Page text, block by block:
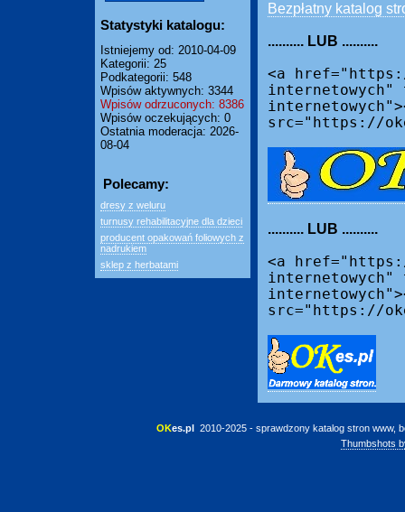
Statystyki katalogu:
Istniejemy od: 2010-04-09
Kategorii: 25
Podkategorii: 548
Wpisów aktywnych: 3344
Wpisów odrzuconych: 8386
Wpisów oczekujących: 0
Ostatnia moderacja: 2026-
08-04
Polecamy:
dresy z weluru
turnusy rehabilitacyjne dla dzieci
producent opakowań foliowych z
nadrukiem
sklep z herbatami
Bezpłatny katalog
.......... LUB ..........
<a
internetowych"
src="https://
.......... LUB ..........
<a
internetowych"
src="https://
OKes.pl 2010-2025 - sprawdzony katalog stron www,
Thumbshots